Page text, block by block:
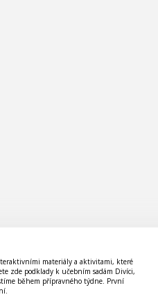
materiály a aktivitami, které
zde podklady k učebním sadám Divíci,
během přípravného týdne. První